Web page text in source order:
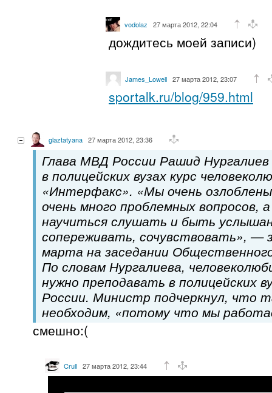
vodolaz 27 марта 2012, 22:04
дождитесь моей записи)
James_Lowell 27 марта 2012, 23:07
sportalk.ru/blog/959.html
glaztatyana 27 марта 2012, 23:36
Глава МВД России Рашид
в полицейских вузах курс
«Интерфакс». «Мы очень
очень много проблемных вопросов,
научиться слушать и быть
сопереживать, сочувствовать», —
марта на заседании
По словам Нургалиева,
нужно преподавать в полицейских
России. Министр подчеркнул, что
необходим, «потому что мы
смешно:(
Crull 27 марта 2012, 23:44